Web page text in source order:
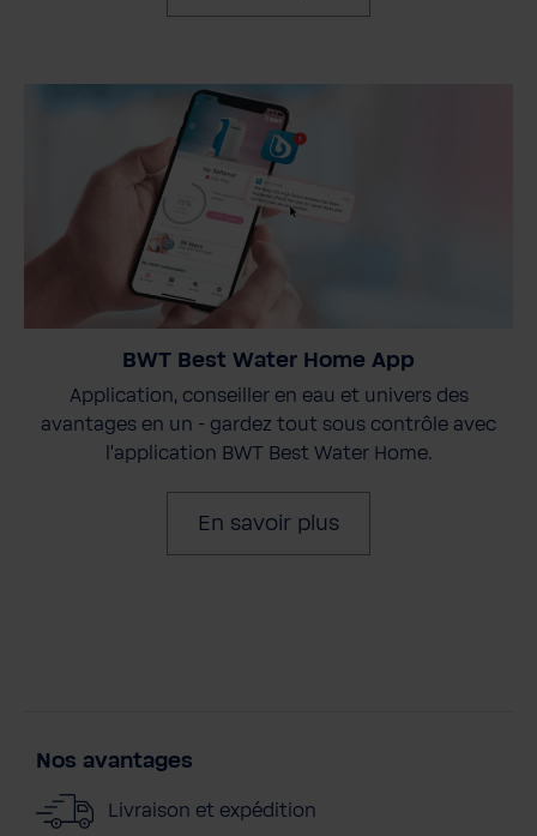
BWT Best Water Home App
Application, conseiller en eau et univers des
avantages en un - gardez tout sous contrôle avec
l'application BWT Best Water Home.
En savoir plus
Nos avantages
Livraison et expédition